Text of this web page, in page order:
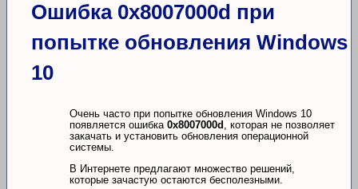
Ошибка 0x8007000d при
попытке обновления Windows
10
Очень часто при попытке обновления Windows 10
появляется ошибка 0x8007000d
, которая не позволяет
закачать и установить обновления операционной
системы.
В Интернете предлагают множество решений,
которые зачастую остаются бесполезными.